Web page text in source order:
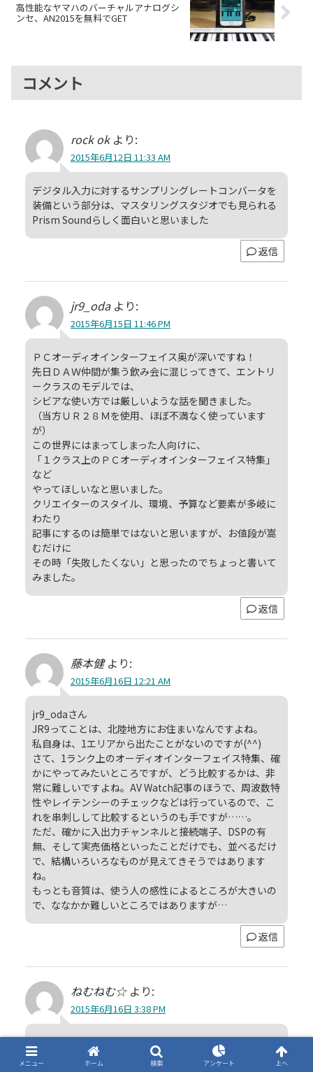
高性能なヤマハのバーチャルアナログシ
ンセ、AN2015を無料でGET
コメント
rock ok より:
2015年6月12日 11:33 AM
デジタル入力に対するサンプリングレートコンバータを
装備という部分は、マスタリングスタジオでも見られる
Prism Soundらしく面白いと思いました
返信
jr9_oda より:
2015年6月15日 11:46 PM
ＰＣオーディオインターフェイス奥が深いですね！
先日ＤＡＷ仲間が集う飲み会に混じってきて、エントリ
ークラスのモデルでは、
シビアな使い方では厳しいような話を聞きました。
（当方ＵＲ２８Ｍを使用、ほぼ不満なく使っています
が）
この世界にはまってしまった人向けに、
「１クラス上のＰＣオーディオインターフェイス特集」
など
やってほしいなと思いました。
クリエイターのスタイル、環境、予算など要素が多岐に
わたり
記事にするのは簡単ではないと思いますが、お値段が嵩
むだけに
その時「失敗したくない」と思ったのでちょっと書いて
みました。
返信
藤本健 より:
2015年6月16日 12:21 AM
jr9_odaさん
JR9ってことは、北陸地方にお住まいなんですよね。
私自身は、1エリアから出たことがないのですが(^^)
さて、1ランク上のオーディオインターフェイス特集、確
かにやってみたいところですが、どう比較するかは、非
常に難しいですよね。AV Watch記事のほうで、周波数特
性やレイテンシーのチェックなどは行っているので、こ
れを串刺しして比較するというのも手ですが……。
ただ、確かに入出力チャンネルと接続端子、DSPの有
無、そして実売価格といったことだけでも、並べるだけ
で、結構いろいろなものが見えてきそうではあります
ね。
もっとも音質は、使う人の感性によるところが大きいの
で、ななかか難しいところではありますが…
返信
ねむねむ☆ より:
2015年6月16日 3:38 PM
あ！やるんでしたら、Antelope ZEN STUDIOをぜひラ
インナップに！
メニュー ホーム 検索 アンケート 上へ